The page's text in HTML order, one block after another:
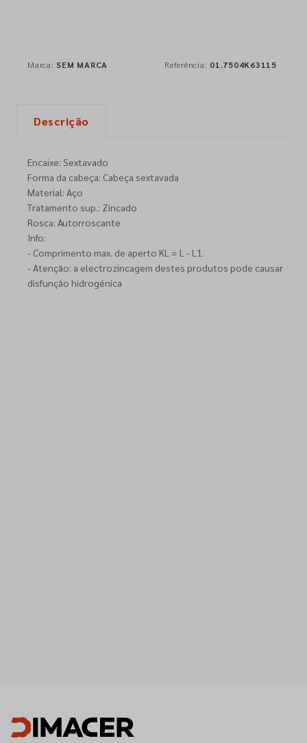
Marca: SEM MARCA Referência: 01.7504K63115
Descrição
Encaixe: Sextavado
Forma da cabeça: Cabeça sextavada
Material: Aço
Tratamento sup.: Zincado
Rosca: Autorroscante
Info:
- Comprimento max. de aperto KL = L - L1.
- Atenção: a electrozincagem destes produtos pode causar
disfunção hidrogénica